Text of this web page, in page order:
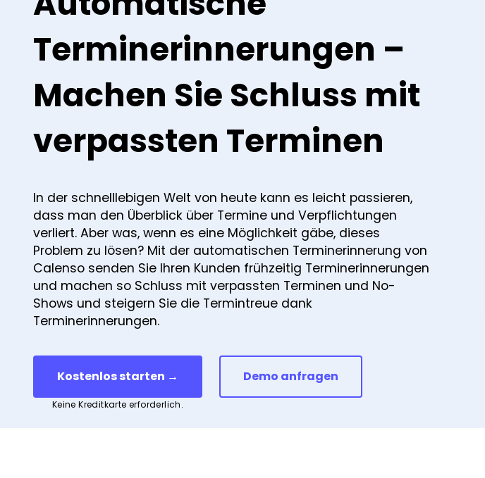
Terminerinnerungen –
Machen Sie Schluss mit
verpassten Terminen
In der schnelllebigen Welt von heute kann es leicht passieren,
dass man den Überblick über Termine und Verpflichtungen
verliert. Aber was, wenn es eine Möglichkeit gäbe, dieses
Problem zu lösen? Mit der automatischen Terminerinnerung von
Calenso senden Sie Ihren Kunden frühzeitig Terminerinnerungen
und machen so Schluss mit verpassten Terminen und No-
Shows und steigern Sie die Termintreue dank
Terminerinnerungen.
Kostenlos starten →
Keine Kreditkarte erforderlich.
Demo anfragen